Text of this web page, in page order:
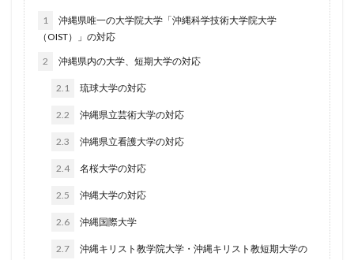
1
沖縄県唯一の大学院大学「沖縄科学技術大学院大学
（OIST）」の対応
2 沖縄県内の大学、短期大学の対応
2.1 琉球大学の対応
2.2 沖縄県立芸術大学の対応
2.3 沖縄県立看護大学の対応
2.4 名桜大学の対応
2.5 沖縄大学の対応
2.6 沖縄国際大学
2.7
沖縄キリスト教学院大学・沖縄キリスト教短期大学の